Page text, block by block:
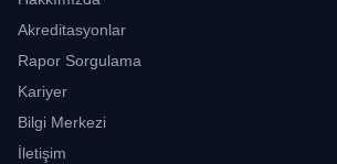
Akreditasyonlar
Rapor Sorgulama
Kariyer
Bilgi Merkezi
İletişim